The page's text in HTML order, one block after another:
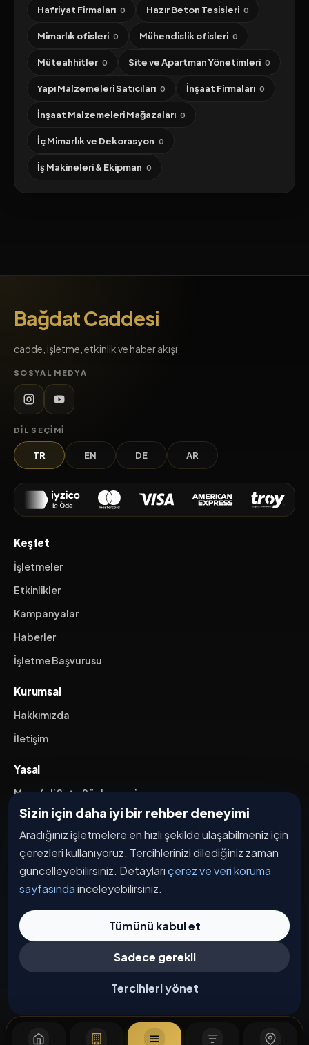
Sizin için daha iyi bir rehber deneyimi
Aradığınız işletmelere en hızlı şekilde ulaşabilmeniz için
çerezleri kullanıyoruz. Tercihlerinizi dilediğiniz zaman
güncelleyebilirsiniz. Detaylarıçerez ve veri koruma
sayfasındainceleyebilirsiniz.
Tümünü kabul et
Sadece gerekli
Tercihleri yönet
Hafriyat Firmaları 0 Hazır Beton Tesisleri 0
Mimarlık ofisleri 0 Mühendislik ofisleri 0
Müteahhitler 0 Site ve Apartman Yönetimleri 0
Yapı Malzemeleri Satıcıları 0 İnşaat Firmaları 0
İnşaat Malzemeleri Mağazaları 0
İç Mimarlık ve Dekorasyon 0
İş Makineleri & Ekipman 0
Bağdat Caddesi
cadde, işletme, etkinlik ve haber akışı
SOSYAL MEDYA
DIL SEÇIMI
TR EN DE AR
Keşfet
İşletmeler
Etkinlikler
Kampanyalar
Haberler
İşletme Başvurusu
Kurumsal
Hakkımızda
İletişim
Yasal
Mesafeli Satış Sözleşmesi
İptal / İade Koşulları
Hizmet Şartları
Gizlilik Politikası
Üyelik Sözleşmesi
Kişisel Veri Koruma
© 2026 Bağdat Caddesi. Tüm hakları saklıdır.